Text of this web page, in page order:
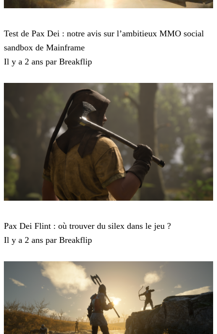
Test de Pax Dei : notre avis sur l’ambitieux MMO social
sandbox de Mainframe
Il y a 2 ans par Breakflip
Pax Dei Flint : où trouver du silex dans le jeu ?
Il y a 2 ans par Breakflip